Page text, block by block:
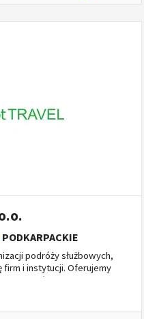
PODKARPACKIE
podróży służbowych,
firm i instytucji. Oferujemy
transferów i ubezp...